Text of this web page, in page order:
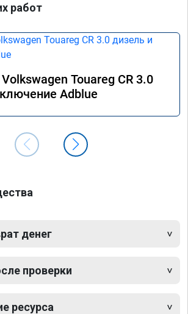
работ
Touareg CR 3.0
Adblue
денег
проверки
ресурса